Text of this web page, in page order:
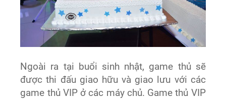
Ngoài ra tại buổi sinh nhật, game thủ sẽ
được thi đấu giao hữu và giao lưu với các
game thủ VIP ở các máy chủ. Game thủ VIP